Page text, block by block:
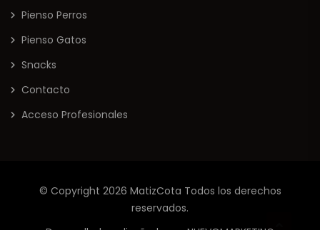
Pienso Perros
Pienso Gatos
Snacks
Contacto
Acceso Profesionales
© Copyright 2026 MatizCota Todos los derechos
reservados.